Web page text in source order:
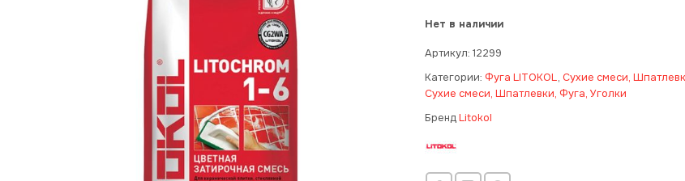
Нет в наличии
Артикул: 12299
Категории: Фуга LITOKOL, Сухие смеси,
Сухие смеси, Шпатлевки, Фуга, Уголки
БрендLitokol